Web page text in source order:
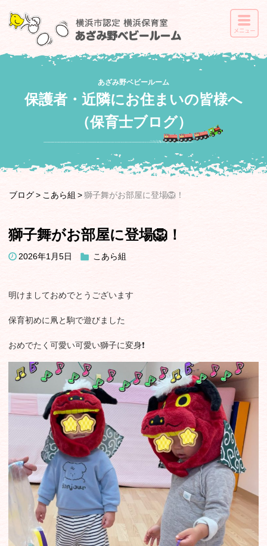
あざみ野ベビールーム
保護者・近隣にお住まいの皆様へ
（保育士ブログ）
ブログ こあら組 獅子舞がお部屋に登場🦁！
獅子舞がお部屋に登場🦁！
2026年1月5日 こあら組
明けましておめでとうございます
保育初めに凧と駒で遊びました
おめでたく可愛い可愛い獅子に変身❗️